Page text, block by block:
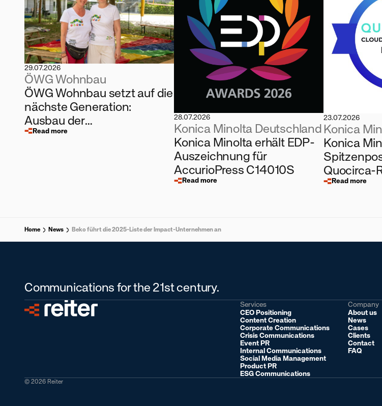
29.07.2026
ÖWG Wohnbau
ÖWG Wohnbau setzt auf die
nächste Generation:
Ausbau der
Kinderbetreuung und
Read more
28.07.2026
Konica Minolta Deutschland
Konica Minolta erhält EDP-
Auszeichnung für
AccurioPress C14010S
Read more
23.07.2026
Konica
Konica
Quocirca-
Read more
Home News Beko führt die 2025-Liste der Impact-Unternehmen an
Communications for the 21st century.
Services
CEO Positioning
Content Creation
Corporate Communications
Crisis Communications
Event PR
Internal Communications
Social Media Management
Product PR
ESG Communications
Company
About us
News
Cases
Clients
Contact
FAQ
© 2026 Reiter